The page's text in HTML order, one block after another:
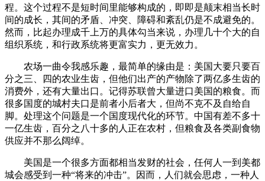
程。这个过程不是短时间里能够构成的，即即是颠末相当长时
间的成长，其间的矛盾、冲突、障碍和紊乱仍是不成避免的。
然而，比起办理成千上万的具体勾当来说，办理几十个大的自
组织系统，和行政系统将更富实力，更无效力。
农场一曲令我感乐趣，最简单的缘由是：美国大要只要百
分之三、四的农业生齿，但他们出产的产物除了两亿多生齿的
消费外，还有大量出口。记得苏联曾大量进口美国的粮食。而
很多国度的城村夫口是前者小后者大，但尚不克不及自给自
脚。处理这个问题是一个国度现代化的环节。中国有差不多十
一亿生齿，百分之八十多的人正在农村，但粮食及各类副食物
供应并不那么阔绰。
美国是一个很多方面都相当发财的社会，任何人一到美都
城会感受到一种“将来的冲击”。因而，人们就会思虑，一种人